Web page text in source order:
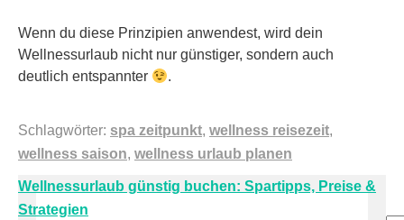
Wenn du diese Prinzipien anwendest, wird dein
Wellnessurlaub nicht nur günstiger, sondern auch
deutlich entspannter
.
Schlagwörter: spa zeitpunkt, wellness reisezeit,
wellness saison, wellness urlaub planen
Beitragsnavigation
Wellnessurlaub günstig buchen: Spartipps, Preise &
Strategien